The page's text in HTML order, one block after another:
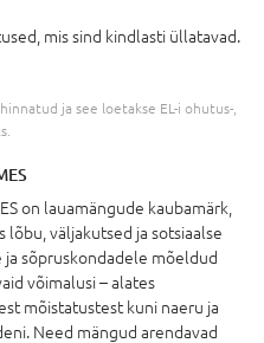
mis sind kindlasti üllatavad.
ja see loetakse EL-i ohutus-,
on lauamängude kaubamärk,
lõbu, väljakutsed ja sotsiaalse
sõpruskondadele mõeldud
võimalusi – alates
mõistatustest kuni naeru ja
Need mängud arendavad